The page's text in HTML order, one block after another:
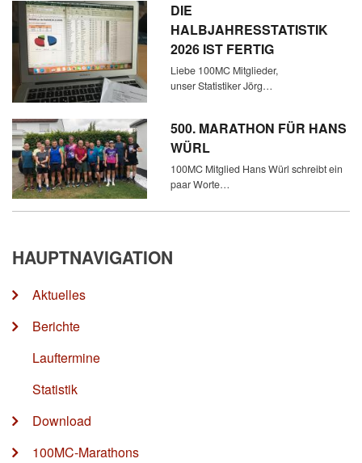
DIE
HALBJAHRESSTATISTIK
2026 IST FERTIG
Liebe 100MC Mitglieder,
unser Statistiker Jörg…
500. MARATHON FÜR HANS
WÜRL
100MC Mitglied Hans Würl schreibt ein
paar Worte…
HAUPTNAVIGATION
Aktuelles
Berichte
Lauftermine
Statistik
Download
100MC-Marathons